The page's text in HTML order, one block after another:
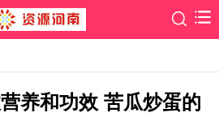
养和功效 苦瓜炒蛋的